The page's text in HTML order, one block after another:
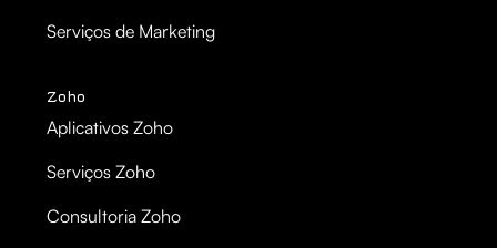
Serviços de Marketing
Zoho
Aplicativos Zoho
Serviços Zoho
Consultoria Zoho